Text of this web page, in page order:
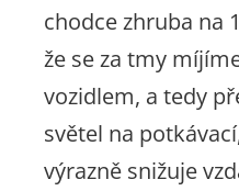
chodce zhruba na
že se za tmy
vozidlem, a tedy
světel na
výrazně snižuje